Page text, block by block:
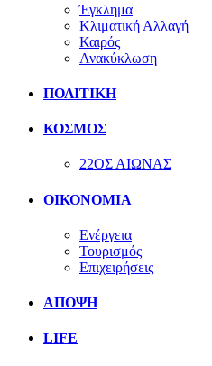
Έγκλημα
Κλιματική Αλλαγή
Καιρός
Ανακύκλωση
ΠΟΛΙΤΙΚΗ
ΚΟΣΜΟΣ
22ΟΣ ΑΙΩΝΑΣ
ΟΙΚΟΝΟΜΙΑ
Ενέργεια
Τουρισμός
Επιχειρήσεις
ΑΠΟΨΗ
LIFE